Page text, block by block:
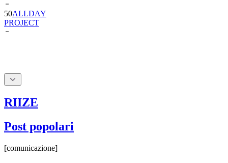
50ALLDAY
PROJECT
RIIZE
Post popolari
[comunicazione]